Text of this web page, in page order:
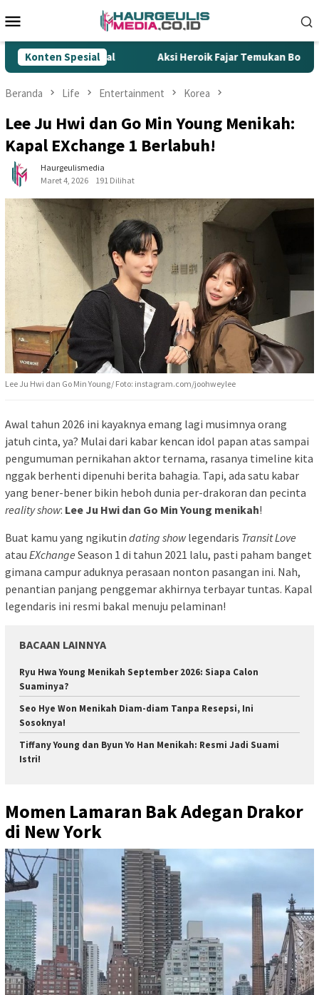
ke
Mobile
Konten Spesial
Ilegal Aksi Heroik Fajar Temukan Bocah Tenggelam
Beranda Life Entertainment Korea
Lee Ju Hwi dan Go Min Young Menikah:
Kapal EXchange 1 Berlabuh!
Haurgeulismedia
Maret 4, 2026
191 Dilihat
Lee Ju Hwi dan Go Min Young/ Foto: instagram.com/joohweylee
Awal tahun 2026 ini kayaknya emang lagi musimnya orang
jatuh cinta, ya? Mulai dari kabar kencan idol papan atas sampai
pengumuman pernikahan aktor ternama, rasanya timeline kita
nggak berhenti dipenuhi berita bahagia. Tapi, ada satu kabar
yang bener-bener bikin heboh dunia per-drakoran dan pecinta
reality show: Lee Ju Hwi dan Go Min Young menikah!
Buat kamu yang ngikutin dating showlegendaris Transit Love
atau EXchange Season 1 di tahun 2021 lalu, pasti paham banget
gimana campur aduknya perasaan nonton pasangan ini. Nah,
penantian panjang penggemar akhirnya terbayar tuntas. Kapal
legendaris ini resmi bakal menuju pelaminan!
BACAAN LAINNYA
Ryu Hwa Young Menikah September 2026: Siapa Calon
Suaminya?
Seo Hye Won Menikah Diam-diam Tanpa Resepsi, Ini
Sosoknya!
Tiffany Young dan Byun Yo Han Menikah: Resmi Jadi Suami
Istri!
Momen Lamaran Bak Adegan Drakor
di New York